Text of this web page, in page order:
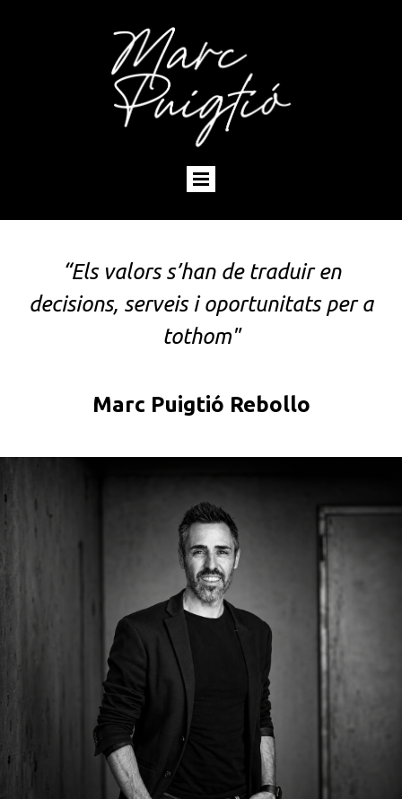
“Els valors s’han de traduir en
decisions, serveis i oportunitats per a
tothom"
Marc Puigtió Rebollo